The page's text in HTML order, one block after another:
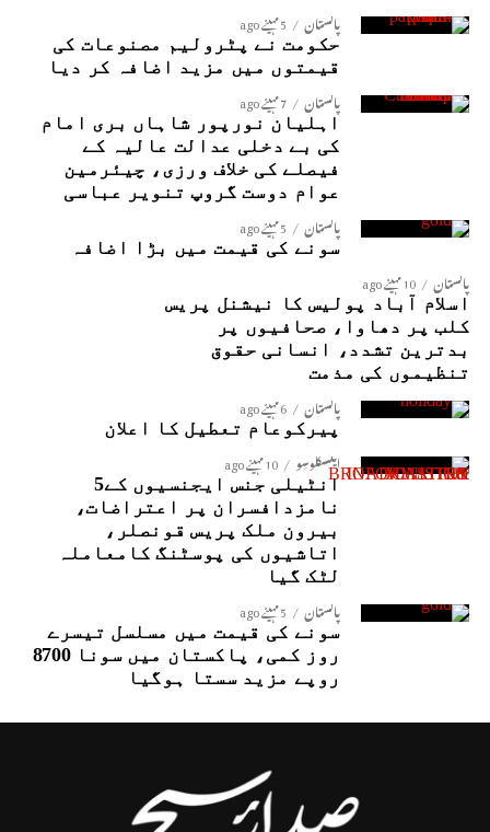
پاکستان 5 مہینے ago
حکومت نے پٹرولیم مصنوعات کی
قیمتوں میں مزید اضافہ کر دیا
پاکستان 7 مہینے ago
اہلیان نورپور شاہاں بری امام
کی بے دخلی عدالت عالیہ کے
فیصلے کی خلاف ورزی، چیئرمین
عوام دوست گروپ تنویر عباسی
پاکستان 5 مہینے ago
سونے کی قیمت میں بڑا اضافہ
پاکستان 10 مہینے ago
اسلام آباد پولیس کا نیشنل پریس
کلب پر دھاوا، صحافیوں پر
بدترین تشدد، انسانی حقوق
تنظیموں کی مذمت
پاکستان 6 مہینے ago
پیرکوعام تعطیل کا اعلان
ایکسکلوسِو 10 مہینے ago
انٹیلی جنس ایجنسیوں کے5
نامزدافسران پر اعتراضات،
بیرون ملک پریس قونصلر،
اتاشیوں کی پوسٹنگ کامعاملہ
لٹک گیا
پاکستان 5 مہینے ago
سونے کی قیمت میں مسلسل تیسرے
روز کمی، پاکستان میں سونا 8700
روپے مزید سستا ہوگیا